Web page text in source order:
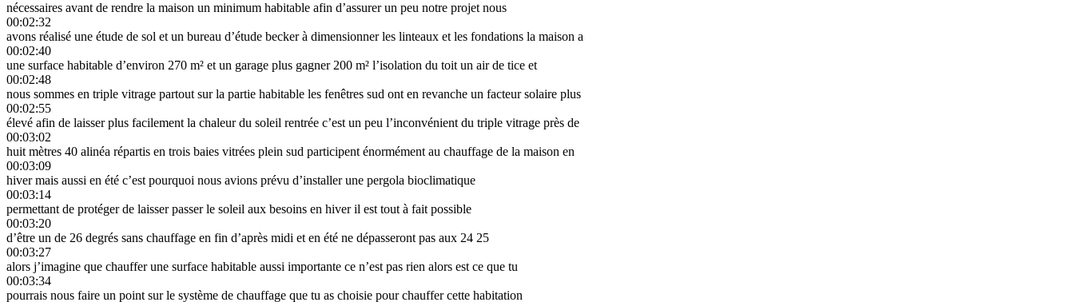
nécessaires avant de rendre la maison un minimum habitable afin d’assurer un peu notre projet nous
00:02:32
avons réalisé une étude de sol et un bureau d’étude becker à dimensionner les linteaux et les fondations la maison a
00:02:40
une surface habitable d’environ 270 m² et un garage plus gagner 200 m² l’isolation du toit un air de tice et
00:02:48
nous sommes en triple vitrage partout sur la partie habitable les fenêtres sud ont en revanche un facteur solaire plus
00:02:55
élevé afin de laisser plus facilement la chaleur du soleil rentrée c’est un peu l’inconvénient du triple vitrage près de
00:03:02
huit mètres 40 alinéa répartis en trois baies vitrées plein sud participent énormément au chauffage de la maison en
00:03:09
hiver mais aussi en été c’est pourquoi nous avions prévu d’installer une pergola bioclimatique
00:03:14
permettant de protéger de laisser passer le soleil aux besoins en hiver il est tout à fait possible
00:03:20
d’être un de 26 degrés sans chauffage en fin d’après midi et en été ne dépasseront pas aux 24 25
00:03:27
alors j’imagine que chauffer une surface habitable aussi importante ce n’est pas rien alors est ce que tu
00:03:34
pourrais nous faire un point sur le système de chauffage que tu as choisie pour chauffer cette habitation